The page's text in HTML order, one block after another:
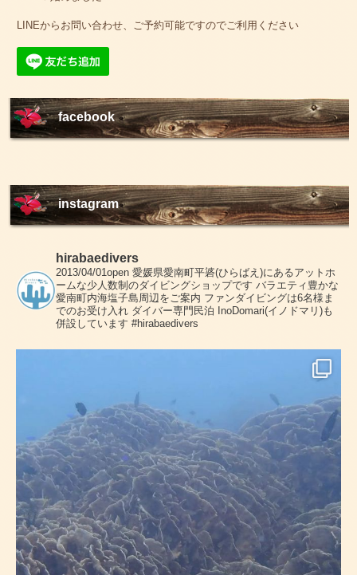
LINEからお問い合わせ、ご予約可能ですのでご利用ください
facebook
instagram
hirabaedivers
2013/04/01open 愛媛県愛南町平碆(ひらばえ)にあるアットホ
ームな少人数制のダイビングショップです バラエティ豊かな
愛南町内海塩子島周辺をご案内 ファンダイビングは6名様ま
でのお受け入れ ダイバー専門民泊 InoDomari(イノドマリ)も
併設しています #hirabaedivers